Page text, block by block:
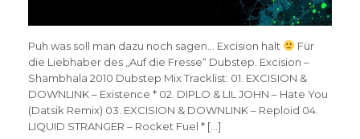
Puh was soll man dazu noch sagen… Excision halt
Für
die Liebhaber des „Auf die Fresse“ Dubstep. Excision –
Shambhala 2010 Dubstep Mix Tracklist: 01. EXCISION &
DOWNLINK – Existence * 02. DIPLO & LIL JOHN – Hate You
(Datsik Remix) 03. EXCISION & DOWNLINK – Reploid 04.
LIQUID STRANGER – Rocket Fuel * […]